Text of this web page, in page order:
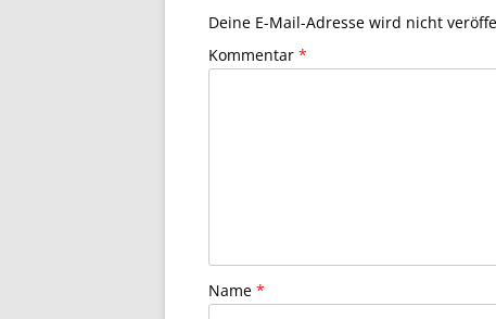
Deine E-Mail-Adresse wird nicht
Kommentar *
Name *